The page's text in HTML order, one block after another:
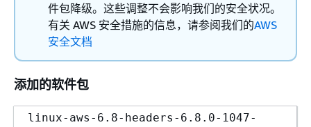
件包降级。这些调整不会影响我们的安全状况。
有关 AWS 安全措施的信息，请参阅我们的AWS
安全文档
添加的软件包
linux-aws-6.8-headers-6.8.0-1047-